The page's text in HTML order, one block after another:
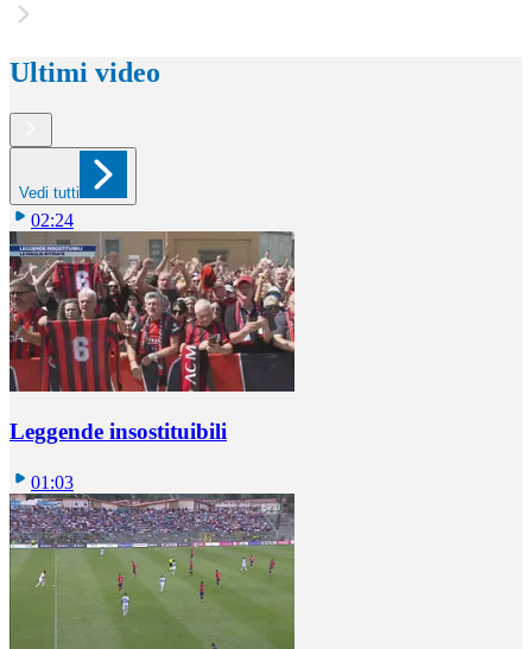
Ultimi video
Vedi tutti
02:24
Leggende insostituibili
01:03